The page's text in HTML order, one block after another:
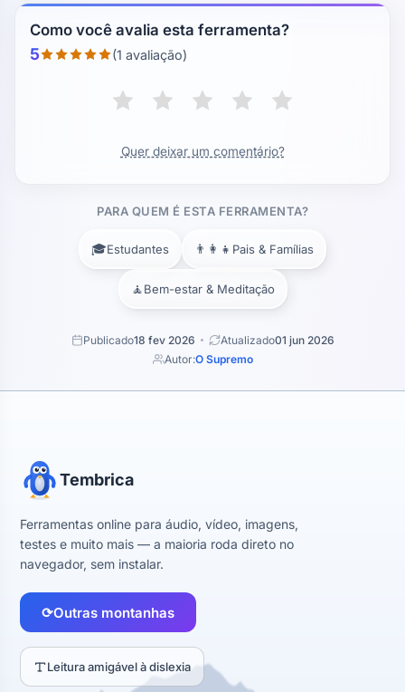
Como você avalia esta ferramenta?
5 (1 avaliação)
Quer deixar um comentário?
PARA QUEM É ESTA FERRAMENTA?
🎓Estudantes 👨‍👩‍👧 Pais & Famílias
🧘Bem-estar & Meditação
Publicado18 fev 2026 Atualizado01 jun 2026
Autor:O Supremo
Tembrica
Ferramentas online para áudio, vídeo, imagens,
testes e muito mais — a maioria roda direto no
navegador, sem instalar.
⟳Outras montanhas
Leitura amigável à dislexia